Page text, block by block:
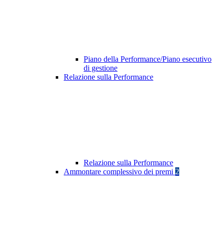
Piano della Performance/Piano esecutivo
di gestione
Relazione sulla Performance
Relazione sulla Performance
Ammontare complessivo dei premi 2